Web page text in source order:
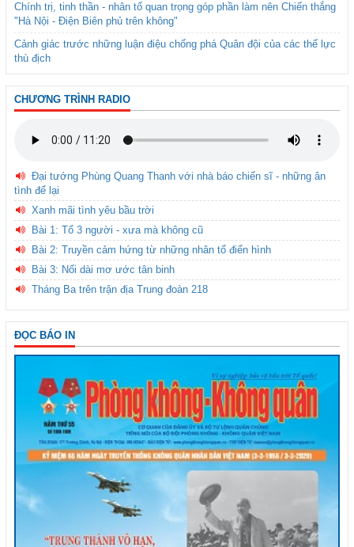
Chính trị, tinh thần - nhân tố quan trọng góp phần làm nên Chiến thắng
"Hà Nội - Điện Biên phủ trên không"
Cảnh giác trước những luận điệu chống phá Quân đội của các thế lực
thù địch
CHƯƠNG TRÌNH RADIO
Đại tướng Phùng Quang Thanh với nhà báo chiến sĩ - những ân
tình để lại
Xanh mãi tình yêu bầu trời
Bài 1: Tổ 3 người - xưa mà không cũ
Bài 2: Truyền cảm hứng từ những nhân tố điển hình
Bài 3: Nối dài mơ ước tân binh
Tháng Ba trên trận địa Trung đoàn 218
ĐỌC BÁO IN